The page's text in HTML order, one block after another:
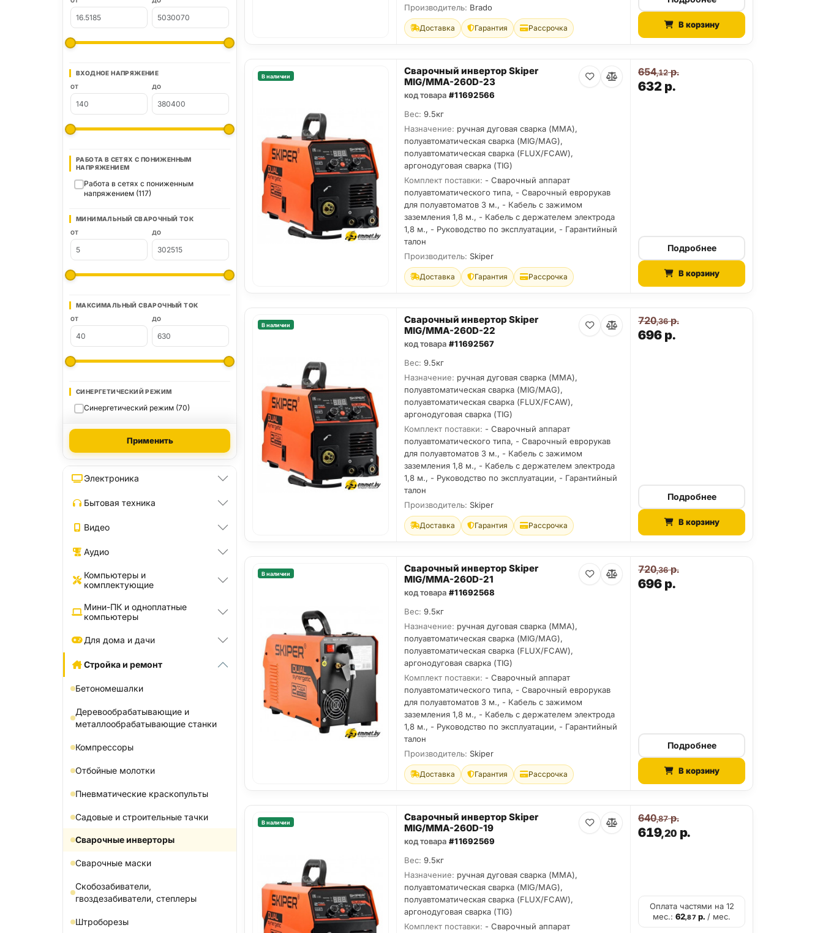
ВХОДНОЕ НАПРЯЖЕНИЕ
ОТ ДО
РАБОТА В СЕТЯХ С ПОНИЖЕННЫМ
НАПРЯЖЕНИЕМ
Работа в сетях с пониженным
напряжением (117)
МИНИМАЛЬНЫЙ СВАРОЧНЫЙ ТОК
ОТ ДО
МАКСИМАЛЬНЫЙ СВАРОЧНЫЙ ТОК
ОТ ДО
СИНЕРГЕТИЧЕСКИЙ РЕЖИМ
Синергетический режим (70)
Применить
Электроника
Бытовая техника
Видео
Аудио
Компьютеры и
комплектующие
Мини-ПК и одноплатные
компьютеры
Для дома и дачи
Стройка и ремонт
Бетономешалки
Деревообрабатывающие и
металлообрабатывающие станки
Компрессоры
Отбойные молотки
Пневматические краскопульты
Садовые и строительные тачки
Сварочные инверторы
Сварочные маски
Скобозабиватели,
гвоздезабиватели, степлеры
Штроборезы
Производитель: Brado
Доставка Гарантия Рассрочка В корзину
В наличии
Сварочный инвертор Skiper
MIG/MMA-260D-23
код товара #11692566
Вес: 9.5кг
Назначение: ручная дуговая сварка (MMA),
полуавтоматическая сварка (MIG/MAG),
полуавтоматическая сварка (FLUX/FCAW),
аргонодуговая сварка (TIG)
Комплект поставки: - Сварочный аппарат
полуавтоматического типа, - Сварочный еврорукав
для полуавтоматов 3 м., - Кабель с зажимом
заземления 1,8 м., - Кабель с держателем электрода
1,8 м., - Руководство по эксплуатации, - Гарантийный
талон
Производитель: Skiper
Доставка Гарантия Рассрочка
632р.
654,12р.
Подробнее
В корзину
В наличии
Сварочный инвертор Skiper
MIG/MMA-260D-22
код товара #11692567
Вес: 9.5кг
Назначение: ручная дуговая сварка (MMA),
полуавтоматическая сварка (MIG/MAG),
полуавтоматическая сварка (FLUX/FCAW),
аргонодуговая сварка (TIG)
Комплект поставки: - Сварочный аппарат
полуавтоматического типа, - Сварочный еврорукав
для полуавтоматов 3 м., - Кабель с зажимом
заземления 1,8 м., - Кабель с держателем электрода
1,8 м., - Руководство по эксплуатации, - Гарантийный
талон
Производитель: Skiper
Доставка Гарантия Рассрочка
696р.
720,36р.
Подробнее
В корзину
В наличии
Сварочный инвертор Skiper
MIG/MMA-260D-21
код товара #11692568
Вес: 9.5кг
Назначение: ручная дуговая сварка (MMA),
полуавтоматическая сварка (MIG/MAG),
полуавтоматическая сварка (FLUX/FCAW),
аргонодуговая сварка (TIG)
Комплект поставки: - Сварочный аппарат
полуавтоматического типа, - Сварочный еврорукав
для полуавтоматов 3 м., - Кабель с зажимом
заземления 1,8 м., - Кабель с держателем электрода
1,8 м., - Руководство по эксплуатации, - Гарантийный
талон
Производитель: Skiper
Доставка Гарантия Рассрочка
696р.
720,36р.
Подробнее
В корзину
В наличии
Сварочный инвертор Skiper
MIG/MMA-260D-19
код товара #11692569
Вес: 9.5кг
Назначение: ручная дуговая сварка (MMA),
полуавтоматическая сварка (MIG/MAG),
полуавтоматическая сварка (FLUX/FCAW),
аргонодуговая сварка (TIG)
Комплект поставки: - Сварочный аппарат
619,20р.
640,87р.
Оплата частями на 12
мес.:62,87 р./ мес.